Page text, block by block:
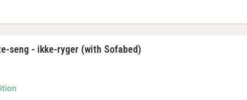
seng - ikke-ryger (with Sofabed)